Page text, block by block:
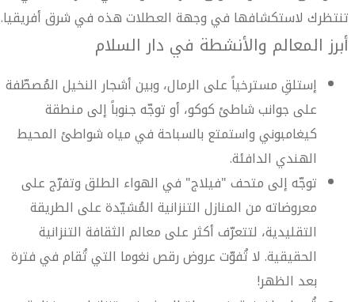
تنتظرك لاستكشافها في وجهة العطلات هذه في شرق أفريقيا.
أبرز المعالم والأنشطة في دار السلام
إستلقِ مسترخياً على الرمال، وبين أشجار النخيل المُصطّفة
على جوانب شاطئ كوكو، أو توجّه جنوباً إلى منطقة
كيغامبوني واستمتع بالسباحة في مياه شواطئ المحيط
الهندي الدافئة.
توجّه إلى متحف "فيلاج" في الهواء الطلق وتفرّج على
معروضاته من المنازل التنزانية المُشيّدة على الطريقة
التقليدية، لتتعرّف أكثر على معالم الثقافة التنزانية
الحقيقية. لا تُفوّت عروض رقص نغوما التي تُقام في فترة
بعد الظهر!